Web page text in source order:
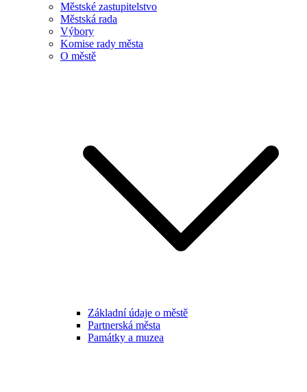
Městské zastupitelstvo
Městská rada
Výbory
Komise rady města
O městě
Základní údaje o městě
Partnerská města
Památky a muzea